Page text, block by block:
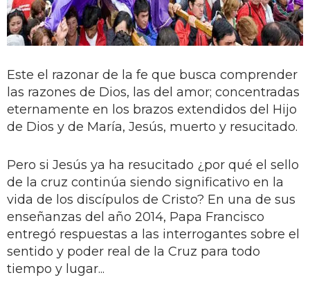
Este el razonar de la fe que busca comprender
las razones de Dios, las del amor; concentradas
eternamente en los brazos extendidos del Hijo
de Dios y de María, Jesús, muerto y resucitado.
Pero si Jesús ya ha resucitado ¿por qué el sello
de la cruz continúa siendo significativo en la
vida de los discípulos de Cristo? En una de sus
enseñanzas del año 2014, Papa Francisco
entregó respuestas a las interrogantes sobre el
sentido y poder real de la Cruz para todo
tiempo y lugar...